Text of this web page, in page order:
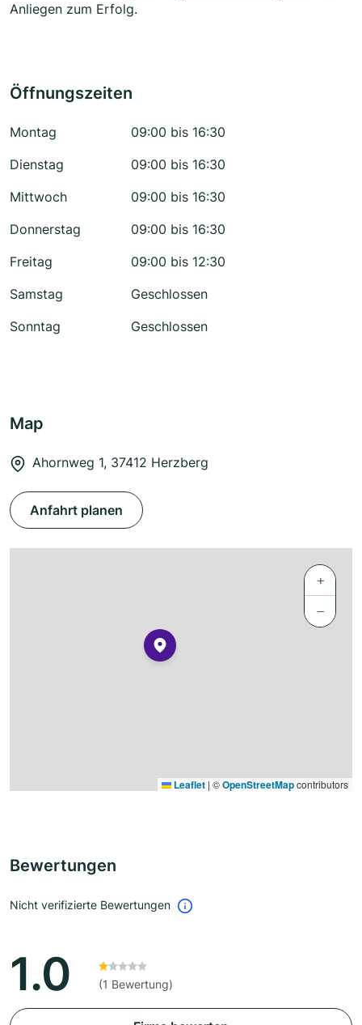
Anliegen zum Erfolg.
Öffnungszeiten
Montag
09:00 bis 16:30
Dienstag
09:00 bis 16:30
Mittwoch
09:00 bis 16:30
Donnerstag
09:00 bis 16:30
Freitag
09:00 bis 12:30
Samstag
Geschlossen
Sonntag
Geschlossen
Map
Ahornweg 1, 37412 Herzberg
Anfahrt planen
+
−
Leaflet | ©OpenStreetMapcontributors
Bewertungen
Nicht verifizierte Bewertungen
1.0 (1 Bewertung)